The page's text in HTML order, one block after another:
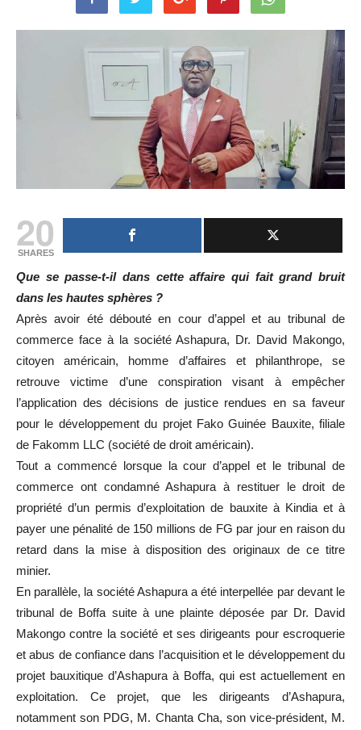
20
SHARES
Que se passe-t-il dans cette affaire qui fait grand bruit
dans les hautes sphères ?
Après avoir été débouté en cour d’appel et au tribunal de
commerce face à la société Ashapura, Dr. David Makongo,
citoyen américain, homme d’affaires et philanthrope, se
retrouve victime d’une conspiration visant à empêcher
l’application des décisions de justice rendues en sa faveur
pour le développement du projet Fako Guinée Bauxite, filiale
de Fakomm LLC (société de droit américain).
Tout a commencé lorsque la cour d’appel et le tribunal de
commerce ont condamné Ashapura à restituer le droit de
propriété d’un permis d’exploitation de bauxite à Kindia et à
payer une pénalité de 150 millions de FG par jour en raison du
retard dans la mise à disposition des originaux de ce titre
minier.
En parallèle, la société Ashapura a été interpellée par devant le
tribunal de Boffa suite à une plainte déposée par Dr. David
Makongo contre la société et ses dirigeants pour escroquerie
et abus de confiance dans l’acquisition et le développement du
projet bauxitique d’Ashapura à Boffa, qui est actuellement en
exploitation. Ce projet, que les dirigeants d’Ashapura,
notamment son PDG, M. Chanta Cha, son vice-président, M.